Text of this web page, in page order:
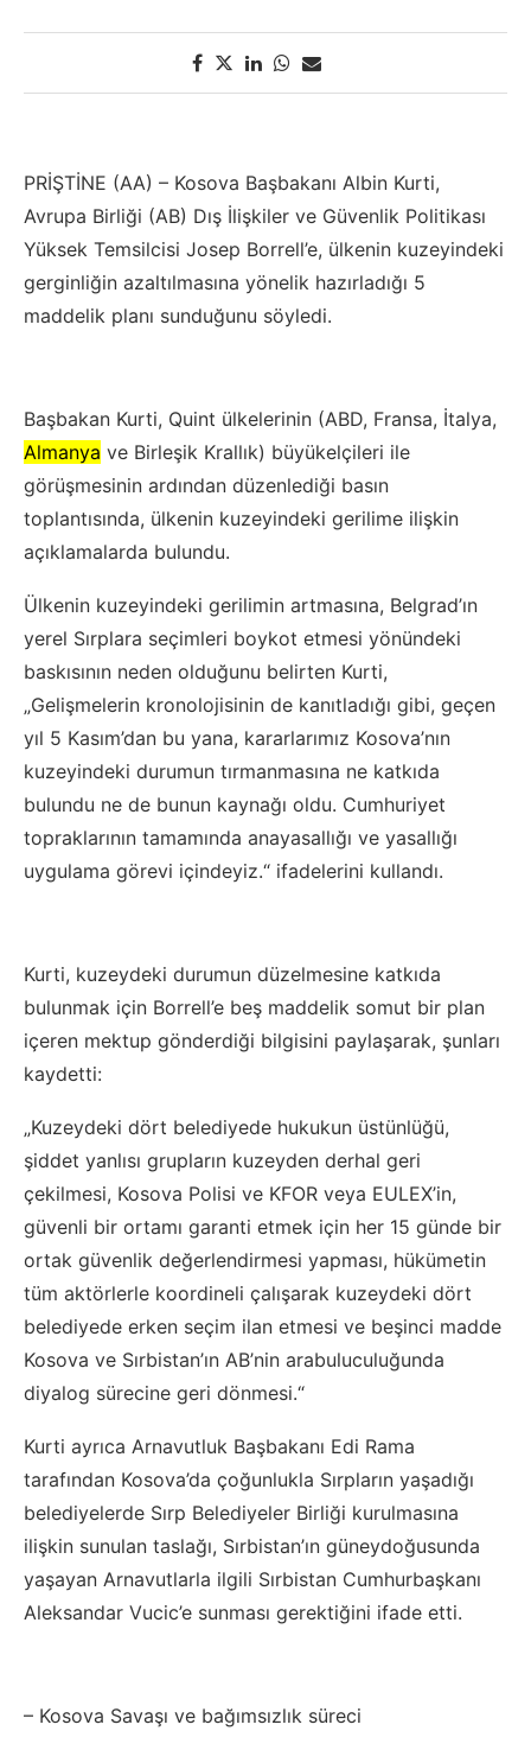
PRİŞTİNE (AA) – Kosova Başbakanı Albin Kurti,
Avrupa Birliği (AB) Dış İlişkiler ve Güvenlik Politikası
Yüksek Temsilcisi Josep Borrell’e, ülkenin kuzeyindeki
gerginliğin azaltılmasına yönelik hazırladığı 5
maddelik planı sunduğunu söyledi.
Başbakan Kurti, Quint ülkelerinin (ABD, Fransa, İtalya,
Almanya ve Birleşik Krallık) büyükelçileri ile
görüşmesinin ardından düzenlediği basın
toplantısında, ülkenin kuzeyindeki gerilime ilişkin
açıklamalarda bulundu.
Ülkenin kuzeyindeki gerilimin artmasına, Belgrad’ın
yerel Sırplara seçimleri boykot etmesi yönündeki
baskısının neden olduğunu belirten Kurti,
„Gelişmelerin kronolojisinin de kanıtladığı gibi, geçen
yıl 5 Kasım’dan bu yana, kararlarımız Kosova’nın
kuzeyindeki durumun tırmanmasına ne katkıda
bulundu ne de bunun kaynağı oldu. Cumhuriyet
topraklarının tamamında anayasallığı ve yasallığı
uygulama görevi içindeyiz.“ ifadelerini kullandı.
Kurti, kuzeydeki durumun düzelmesine katkıda
bulunmak için Borrell’e beş maddelik somut bir plan
içeren mektup gönderdiği bilgisini paylaşarak, şunları
kaydetti:
„Kuzeydeki dört belediyede hukukun üstünlüğü,
şiddet yanlısı grupların kuzeyden derhal geri
çekilmesi, Kosova Polisi ve KFOR veya EULEX’in,
güvenli bir ortamı garanti etmek için her 15 günde bir
ortak güvenlik değerlendirmesi yapması, hükümetin
tüm aktörlerle koordineli çalışarak kuzeydeki dört
belediyede erken seçim ilan etmesi ve beşinci madde
Kosova ve Sırbistan’ın AB’nin arabuluculuğunda
diyalog sürecine geri dönmesi.“
Kurti ayrıca Arnavutluk Başbakanı Edi Rama
tarafından Kosova’da çoğunlukla Sırpların yaşadığı
belediyelerde Sırp Belediyeler Birliği kurulmasına
ilişkin sunulan taslağı, Sırbistan’ın güneydoğusunda
yaşayan Arnavutlarla ilgili Sırbistan Cumhurbaşkanı
Aleksandar Vucic’e sunması gerektiğini ifade etti.
– Kosova Savaşı ve bağımsızlık süreci